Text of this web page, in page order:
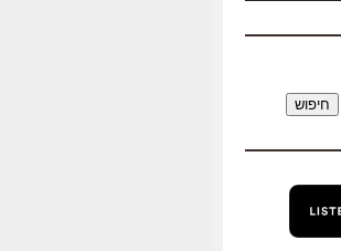
כדי
שמע.
חיפוש